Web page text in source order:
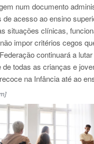
num documento
de acesso ao ensino
situações clínicas,
impor critérios cegos
continuará a
de todas as crianças e
na Infância até ao